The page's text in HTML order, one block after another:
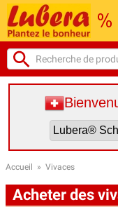
Accueil » Vivaces
Acheter des